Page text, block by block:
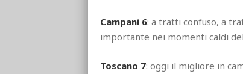
Campani 6: a tratti confuso, a
importante nei momenti caldi
Toscano 7: oggi il migliore in